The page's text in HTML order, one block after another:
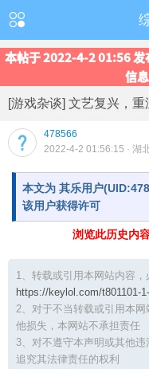
本帖于 2022-4-2 01:56 发
信
[游戏杂谈] 文艺复兴，
478566
2022-4-2 01:56:15 · 湖
本文为 其乐用户
该用户获得许可
浏览此历史内
1、转载或引用本网站内容，
https://keylol.com/t801101-
2、对于不当转载或引用本
他损失，本网站不承担责任
3、对不遵守本声明或其他
追究其法律责任的权利